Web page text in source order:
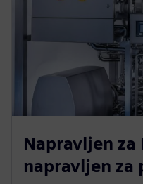
Napravljen
napravljen za